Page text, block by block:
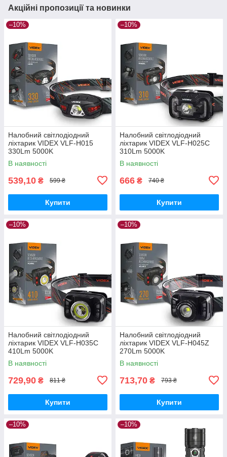
Акційні пропозиції та новинки
–10%
Налобний світлодіодний
ліхтарик VIDEX VLF-H015
330Lm 5000K
В наявності
539,10 ₴ 599 ₴
Купити
–10%
Налобний світлодіодний
ліхтарик VIDEX VLF-H025C
310Lm 5000K
В наявності
666 ₴ 740 ₴
Купити
–10%
Налобний світлодіодний
ліхтарик VIDEX VLF-H035C
410Lm 5000K
В наявності
729,90 ₴ 811 ₴
Купити
–10%
Налобний світлодіодний
ліхтарик VIDEX VLF-H045Z
270Lm 5000K
В наявності
713,70 ₴ 793 ₴
Купити
–10% –10%